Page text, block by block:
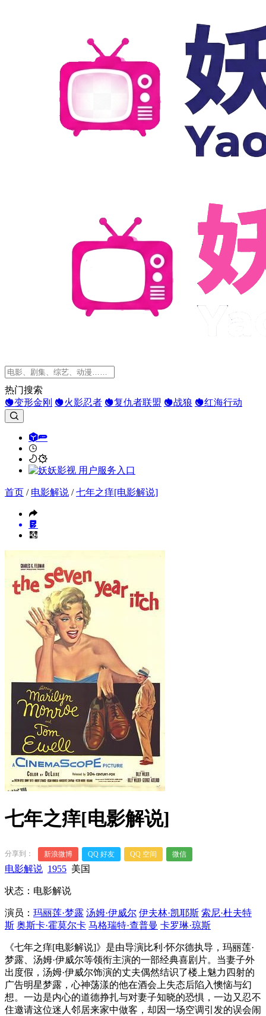
热门搜索
变形金刚
火影忍者 复仇者联盟 战狼 红海行动
首页 / 电影解说 /七年之痒[电影解说]
七年之痒[电影解说]
分享到： 新浪微博 QQ 好友 QQ 空间 微信
电影解说 1955 美国
状态：电影解说
演员： 玛丽莲·梦露 汤姆·伊威尔 伊夫林·凯耶斯 索尼·杜夫特
斯 奥斯卡·霍莫尔卡 马格瑞特·查普曼 卡罗琳·琼斯
《七年之痒[电影解说]》是由导演比利·怀尔德执导，玛丽莲·
梦露、汤姆·伊威尔等领衔主演的一部经典喜剧片。当妻子外
出度假，汤姆·伊威尔饰演的丈夫偶然结识了楼上魅力四射的
广告明星梦露，心神荡漾的他在酒会上失态后陷入懊恼与幻
想。一边是内心的道德挣扎与对妻子知晓的恐惧，一边又忍不
住邀请这位迷人邻居来家中做客，却因一场空调引发的误会闹